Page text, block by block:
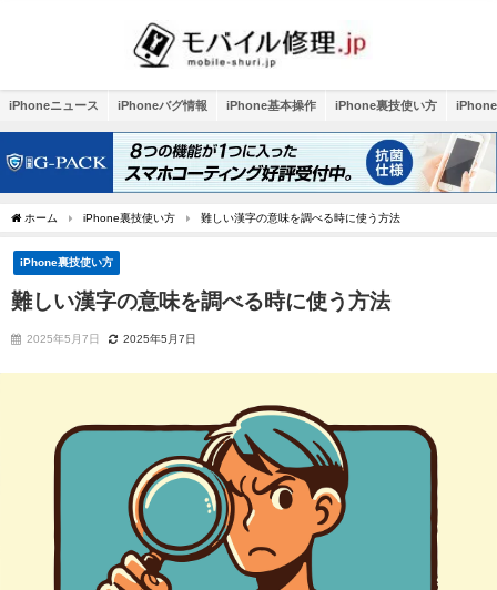
iPhoneニュース iPhoneバグ情報 iPhone基本操作 iPhone裏技使い方
ホーム iPhone裏技使い方 難しい漢字の意味を調べる時に使う方法
iPhone裏技使い方
難しい漢字の意味を調べる時に使う方法
2025年5月7日 2025年5月7日